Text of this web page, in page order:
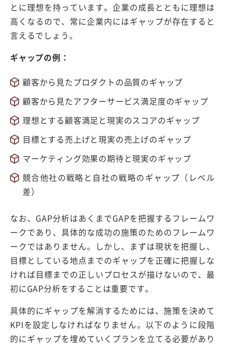
とに理想を持っています。企業の成長とともに理想は
高くなるので、常に企業内にはギャップが存在すると
言えるでしょう。
ギャップの例：
顧客から見たプロダクトの品質のギャップ
顧客から見たアフターサービス満足度のギャップ
理想とする顧客満足と現実のスコアのギャップ
目標とする売上げと現実の売上げのギャップ
マーケティング効果の期待と現実のギャップ
競合他社の戦略と自社の戦略のギャップ（レベル
差）
なお、GAP分析はあくまでGAPを把握するフレームワ
ークであり、具体的な成功の施策のためのフレームワ
ークではありません。しかし、まずは現状を把握し、
目標としている地点までのギャップを正確に把握しな
ければ目標までの正しいプロセスが描けないので、最
初にGAP分析をすることは重要です。
具体的にギャップを解消するためには、施策を決めて
KPIを設定しなければなりません。以下のように段階
的にギャップを埋めていくプランを立てる必要があり